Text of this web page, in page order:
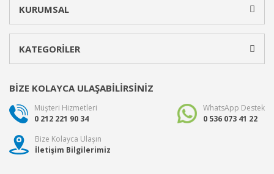
KURUMSAL
KATEGORİLER
BİZE KOLAYCA ULAŞABİLİRSİNİZ
Müşteri Hizmetleri
0 212 221 90 34
WhatsApp Destek
0 536 073 41 22
Bize Kolayca Ulaşın
İletişim Bilgilerimiz